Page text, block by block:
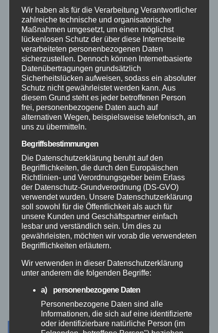
Hilfsorganisationen
Mayen-Koblenz
Neuwied
Polizei
Rettungsdienst
Rhein-Lahn
THW
Veranstaltungen
Video
Westerwald
Wir haben als für die Verarbeitung Verantwortlicher
zahlreiche technische und organisatorische
Maßnahmen umgesetzt, um einen möglichst
lückenlosen Schutz der über diese Internetseite
verarbeiteten personenbezogenen Daten
sicherzustellen. Dennoch können Internetbasierte
Datenübertragungen grundsätzlich
Sicherheitslücken aufweisen, sodass ein absoluter
Schutz nicht gewährleistet werden kann. Aus
diesem Grund steht es jeder betroffenen Person
frei, personenbezogene Daten auch auf
alternativen Wegen, beispielsweise telefonisch, an
uns zu übermitteln.
Begriffsbestimmungen
Die Datenschutzerklärung beruht auf den
Begrifflichkeiten, die durch den Europäischen
Richtlinien- und Verordnungsgeber beim Erlass
der Datenschutz-Grundverordnung (DS-GVO)
verwendet wurden. Unsere Datenschutzerklärung
soll sowohl für die Öffentlichkeit als auch für
unsere Kunden und Geschäftspartner einfach
lesbar und verständlich sein. Um dies zu
gewährleisten, möchten wir vorab die verwendeten
Begrifflichkeiten erläutern.
Wir verwenden in dieser Datenschutzerklärung
unter anderem die folgenden Begriffe:
a) personenbezogene Daten
Personenbezogene Daten sind alle
Informationen, die sich auf eine identifizierte
oder identifizierbare natürliche Person (im